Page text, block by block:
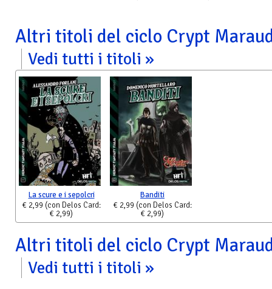
Altri titoli del ciclo Crypt
Vedi tutti i titoli
La scure e i sepolcri
€ 2,99 (con Delos Card:
€ 2,99)
Banditi
€ 2,99 (con Delos Card:
€ 2,99)
Altri titoli del ciclo Crypt
Vedi tutti i titoli